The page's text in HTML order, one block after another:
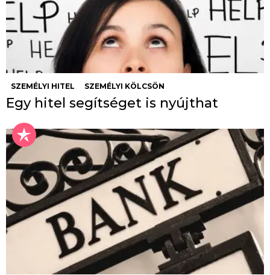
SZEMÉLYI HITEL SZEMÉLYI KÖLCSÖN
Egy hitel segítséget is nyújthat